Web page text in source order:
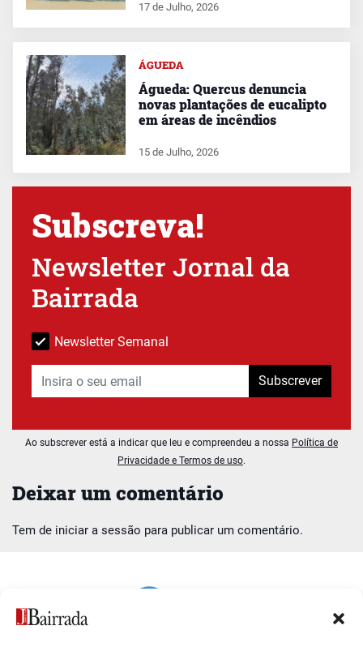
Deixar um comentário
Tem de iniciar a sessão para publicar um comentário.
17 de Julho, 2026
ÁGUEDA
Águeda: Quercus denuncia
novas plantações de eucalipto
em áreas de incêndios
15 de Julho, 2026
Subscreva!
Newsletter Jornal da
Bairrada
Newsletter Semanal
Subscrever
Ao subscrever está a indicar que leu e compreendeu a nossa Política de
Privacidade e Termos de uso.